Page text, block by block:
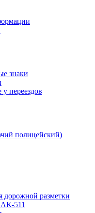
знаки
переездов
полицейский)
дорожной разметки
511